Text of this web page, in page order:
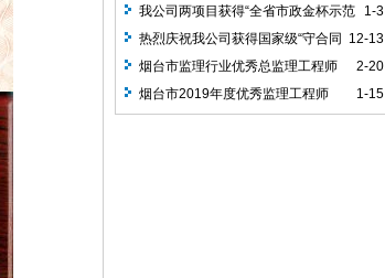
1-3
我公司两项目获得“全省市政金杯示范
工程”荣誉
12-13
热烈庆祝我公司获得国家级“守合同
重信用”企业称号
2-20
烟台市监理行业优秀总监理工程师
1-15
烟台市2019年度优秀监理工程师